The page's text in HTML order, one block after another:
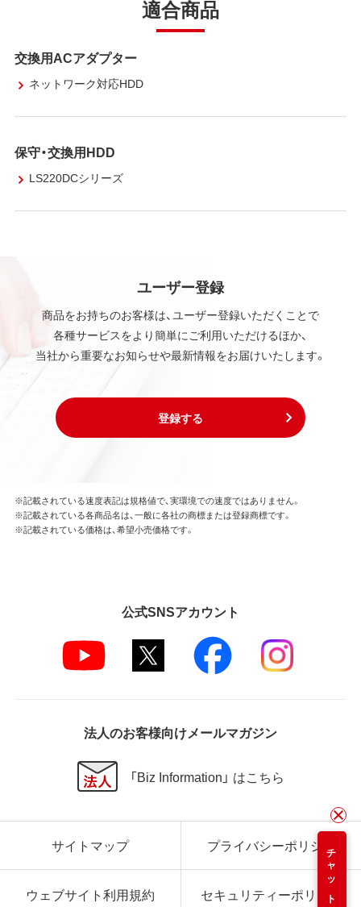
適合商品
交換用ACアダプター
ネットワーク対応HDD
保守・交換用HDD
LS220DCシリーズ
ユーザー登録
商品をお持ちのお客様は、ユーザー登録いただくことで
各種サービスをより簡単にご利用いただけるほか、
当社から重要なお知らせや最新情報をお届けいたします。
登録する
チャット
※記載されている速度表記は規格値で、実環境での速度ではありません。
※記載されている各商品名は、一般に各社の商標または登録商標です。
※記載されている価格は、希望小売価格です。
公式SNSアカウント
法人のお客様向けメールマガジン
「Biz Information」 はこちら
サイトマップ プライバシーポリシー
ウェブサイト利用規約 セキュリティーポリシー